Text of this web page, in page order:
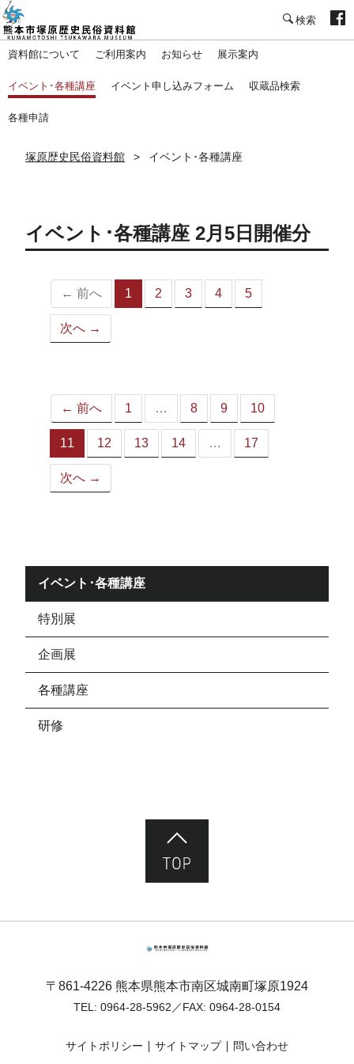
資料館について ご利用案内 お知らせ 展示案内
イベント･各種講座 イベント申し込みフォーム 収蔵品検索
各種申請
塚原歴史民俗資料館 イベント･各種講座
イベント･各種講座 2月5日開催分
← 前へ 1
（こ
2 3 4 5
次へ →
← 前へ 1 … 8 9 10
11
（こ
の
ペ
12 13 14 … 17
次へ →
イベント･各種講座
特別展
企画展
各種講座
研修
〒861-4226 熊本県熊本市南区城南町塚原1924
TEL: 0964-28-5962 ／FAX: 0964-28-0154
サイトポリシー サイトマップ 問い合わせ